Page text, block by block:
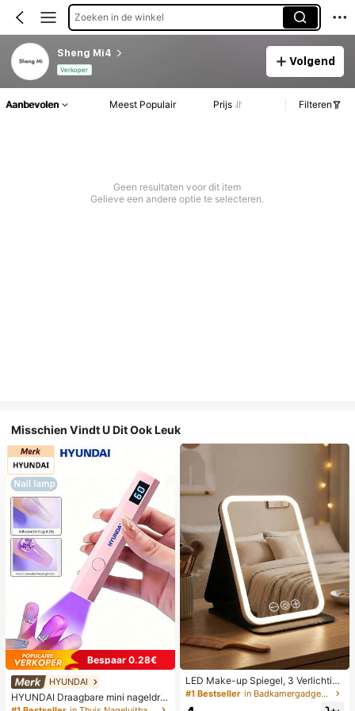
Zoeken in de winkel
Sheng Mi4
Verkoper
Volgend
Aanbevolen Meest Populair Prijs Filteren
Geen resultaten voor dit item
Gelieve een andere optie te selecteren.
Misschien Vindt U Dit Ook Leuk
Bespaar 0.28€
HYUNDAI
HYUNDAI Draagbare mini nageldro
ger, oplaadbare handlamp UV/LED
LED Make-up Spiegel, 3 Verlichting
smodi, Verstelbare Helderheid, Draa
gbaar Vouwbaar Ontwerp, Geschikt
#1 Bestseller in Badkamergadgets die favoriet zijn bij klanten B